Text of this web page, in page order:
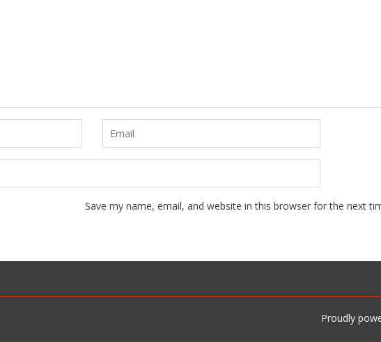
Save my name, email, and website in this browser for the next
Proudly